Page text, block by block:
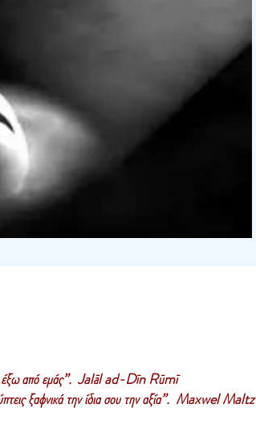
έξω από εμάς”. Jalāl ad-Dīn Rūmī
ξαφνικά την ίδια σου την αξία”. Maxwel Maltz